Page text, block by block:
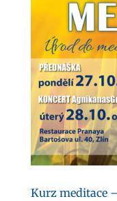
Kurz meditace